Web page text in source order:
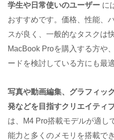
学生や日常使いのユーザー に
おすすめです。価格、性能、
スが良く、一般的なタスクは
MacBook Proを購入する方や
ードを検討している方にも最適
写真や動画編集、グラフィッ
発などを目指すクリエイティ
は、M4 Pro搭載モデルが適し
能力と多くのメモリを搭載で